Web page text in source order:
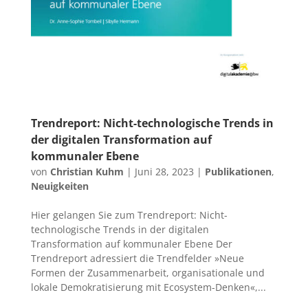
Trendreport: Nicht-technologische Trends in
der digitalen Transformation auf
kommunaler Ebene
von Christian Kuhm | Juni 28, 2023 | Publikationen,
Neuigkeiten
Hier gelangen Sie zum Trendreport: Nicht-
technologische Trends in der digitalen
Transformation auf kommunaler Ebene Der
Trendreport adressiert die Trendfelder »Neue
Formen der Zusammenarbeit, organisationale und
lokale Demokratisierung mit Ecosystem-Denken«,...